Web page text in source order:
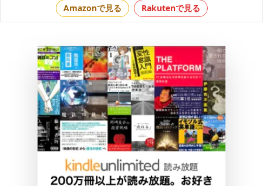
Amazonで見る Rakutenで見る